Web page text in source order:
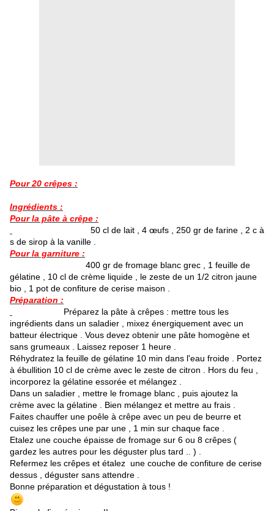
Pour 20 crêpes :
Ingrédients :
Pour la pâte à crêpe :
50 cl de lait , 4 œufs , 250 gr de farine , 2 c à
s de sirop à la vanille .
Pour la garniture :
400 gr de fromage blanc grec , 1 feuille de
gélatine , 10 cl de crème liquide , le zeste de un 1/2 citron jaune
bio , 1 pot de confiture de cerise maison .
Préparation :
Préparez la pâte à crêpes : mettre tous les
ingrédients dans un saladier , mixez énergiquement avec un
batteur électrique . Vous devez obtenir une pâte homogène et
sans grumeaux . Laissez reposer 1 heure .
Réhydratez la feuille de gélatine 10 min dans l'eau froide . Portez
à ébullition 10 cl de crème avec le zeste de citron . Hors du feu ,
incorporez la gélatine essorée et mélangez .
Dans un saladier , mettre le fromage blanc , puis ajoutez la
crème avec la gélatine . Bien mélangez et mettre au frais .
Faites chauffer une poêle à crêpe avec un peu de beurre et
cuisez les crêpes une par une , 1 min sur chaque face .
Etalez une couche épaisse de fromage sur 6 ou 8 crêpes (
gardez les autres pour les déguster plus tard .. ) .
Refermez les crêpes et étalez une couche de confiture de cerise
dessus , déguster sans attendre .
Bonne préparation et dégustation à tous !